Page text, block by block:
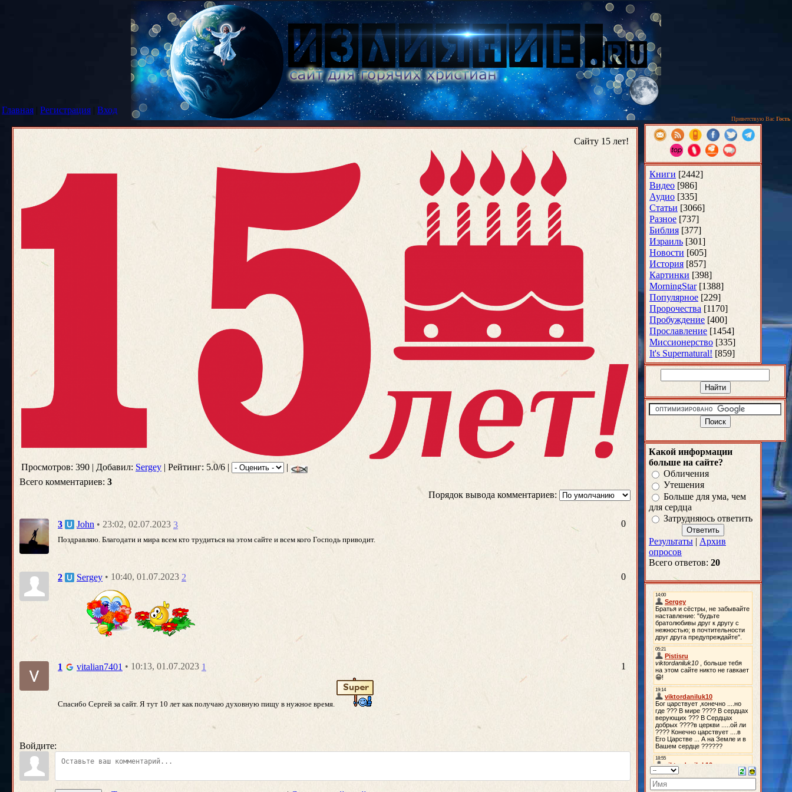
Главная | Регистрация | Вход
Приветствую Вас Гость
Сайту 15 лет!
Просмотров: 390 | Добавил: Sergey | Рейтинг: 5.0/6 |
|
Всего комментариев: 3
Порядок вывода комментариев:
0
3 John • 23:02, 02.07.2023 3
Поздравляю. Благодати и мира всем кто трудиться на этом сайте и всем кого Господь приводит.
0
2 Sergey • 10:40, 01.07.2023 2
1
1 vitalian7401 • 10:13, 01.07.2023 1
Спасибо Сергей за сайт. Я тут 10 лет как получаю духовную пищу в нужное время.
Войдите:
Книги [2442]
Видео [986]
Аудио [335]
Статьи [3066]
Разное [737]
Библия [377]
Израиль [301]
Новости [605]
История [857]
Картинки [398]
MorningStar [1388]
Популярное [229]
Пророчества [1170]
Пробуждение [400]
Прославление [1454]
Миссионерство [335]
It's Supernatural! [859]
Какой информации
больше на сайте?
Обличения
Утешения
Больше для ума, чем
для сердца
Затрудняюсь ответить
Результаты | Архив
опросов
Всего ответов: 20